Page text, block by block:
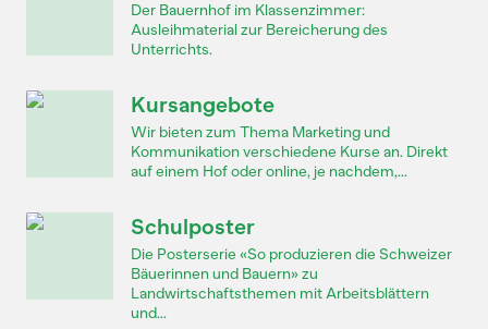
Der Bauernhof im Klassenzimmer:
Ausleihmaterial zur Bereicherung des
Unterrichts.
Kursangebote
Wir bieten zum Thema Marketing und
Kommunikation verschiedene Kurse an. Direkt
auf einem Hof oder online, je nachdem,...
Schulposter
Die Posterserie «So produzieren die Schweizer
Bäuerinnen und Bauern» zu
Landwirtschaftsthemen mit Arbeitsblättern
und...